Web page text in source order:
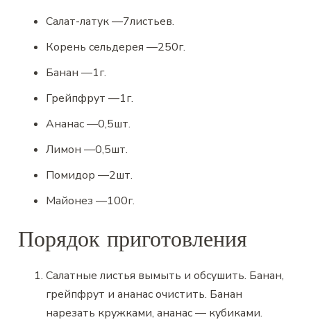
Салат-латук—7листьев.
Корень сельдерея —250г.
Банан —1г.
Грейпфрут —1г.
Ананас—0,5шт.
Лимон —0,5шт.
Помидор —2шт.
Майонез —100г.
Порядок приготовления
Салатные листья вымыть и обсушить. Банан,
грейпфрут и ананас очистить. Банан
нарезать кружками, ананас — кубиками.